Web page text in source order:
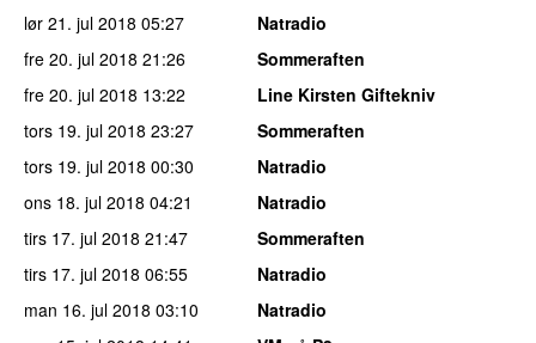
lør 21. jul 2018 05:27
Natradio
fre 20. jul 2018 21:26
Sommeraften
fre 20. jul 2018 13:22
Line Kirsten Giftekniv
tors 19. jul 2018 23:27
Sommeraften
tors 19. jul 2018 00:30
Natradio
ons 18. jul 2018 04:21
Natradio
tirs 17. jul 2018 21:47
Sommeraften
tirs 17. jul 2018 06:55
Natradio
man 16. jul 2018 03:10
Natradio